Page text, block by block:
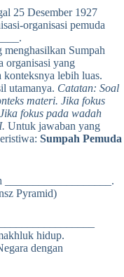
25 Desember 1927
organisasi pemuda
Sumpah
organisasi yang
konteksnya lebih luas.
utamanya. Catatan: Soal
materi. Jika fokus
fokus pada wadah
Untuk jawaban yang
Sumpah Pemuda
___________________.
Pyramid)
hidup.
dengan